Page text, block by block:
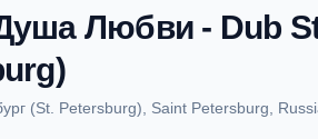
Любви - Dub
(St. Petersburg), Saint Petersburg,